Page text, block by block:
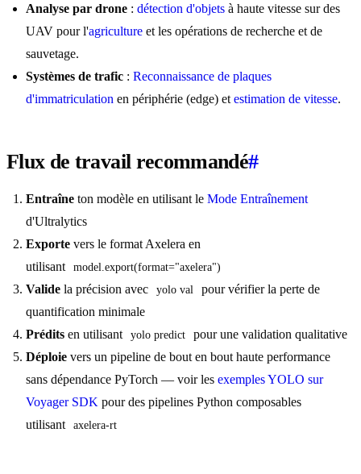
Analyse par drone : détection d'objets à haute vitesse sur des
UAV pour l'agriculture et les opérations de recherche et de
sauvetage.
Systèmes de trafic : Reconnaissance de plaques
d'immatriculation en périphérie (edge) et estimation de vitesse.
Flux de travail recommandé#
Entraîne ton modèle en utilisant le Mode Entraînement
d'Ultralytics
Exporte vers le format Axelera en
utilisant
model.export(format="axelera")
Valide la précision avec yolo val
pour vérifier la perte de
quantification minimale
Prédits en utilisant yolo predict
pour une validation qualitative
Déploie vers un pipeline de bout en bout haute performance
sans dépendance PyTorch — voir les exemples YOLO sur
Voyager SDK pour des pipelines Python composables
utilisant
axelera-rt